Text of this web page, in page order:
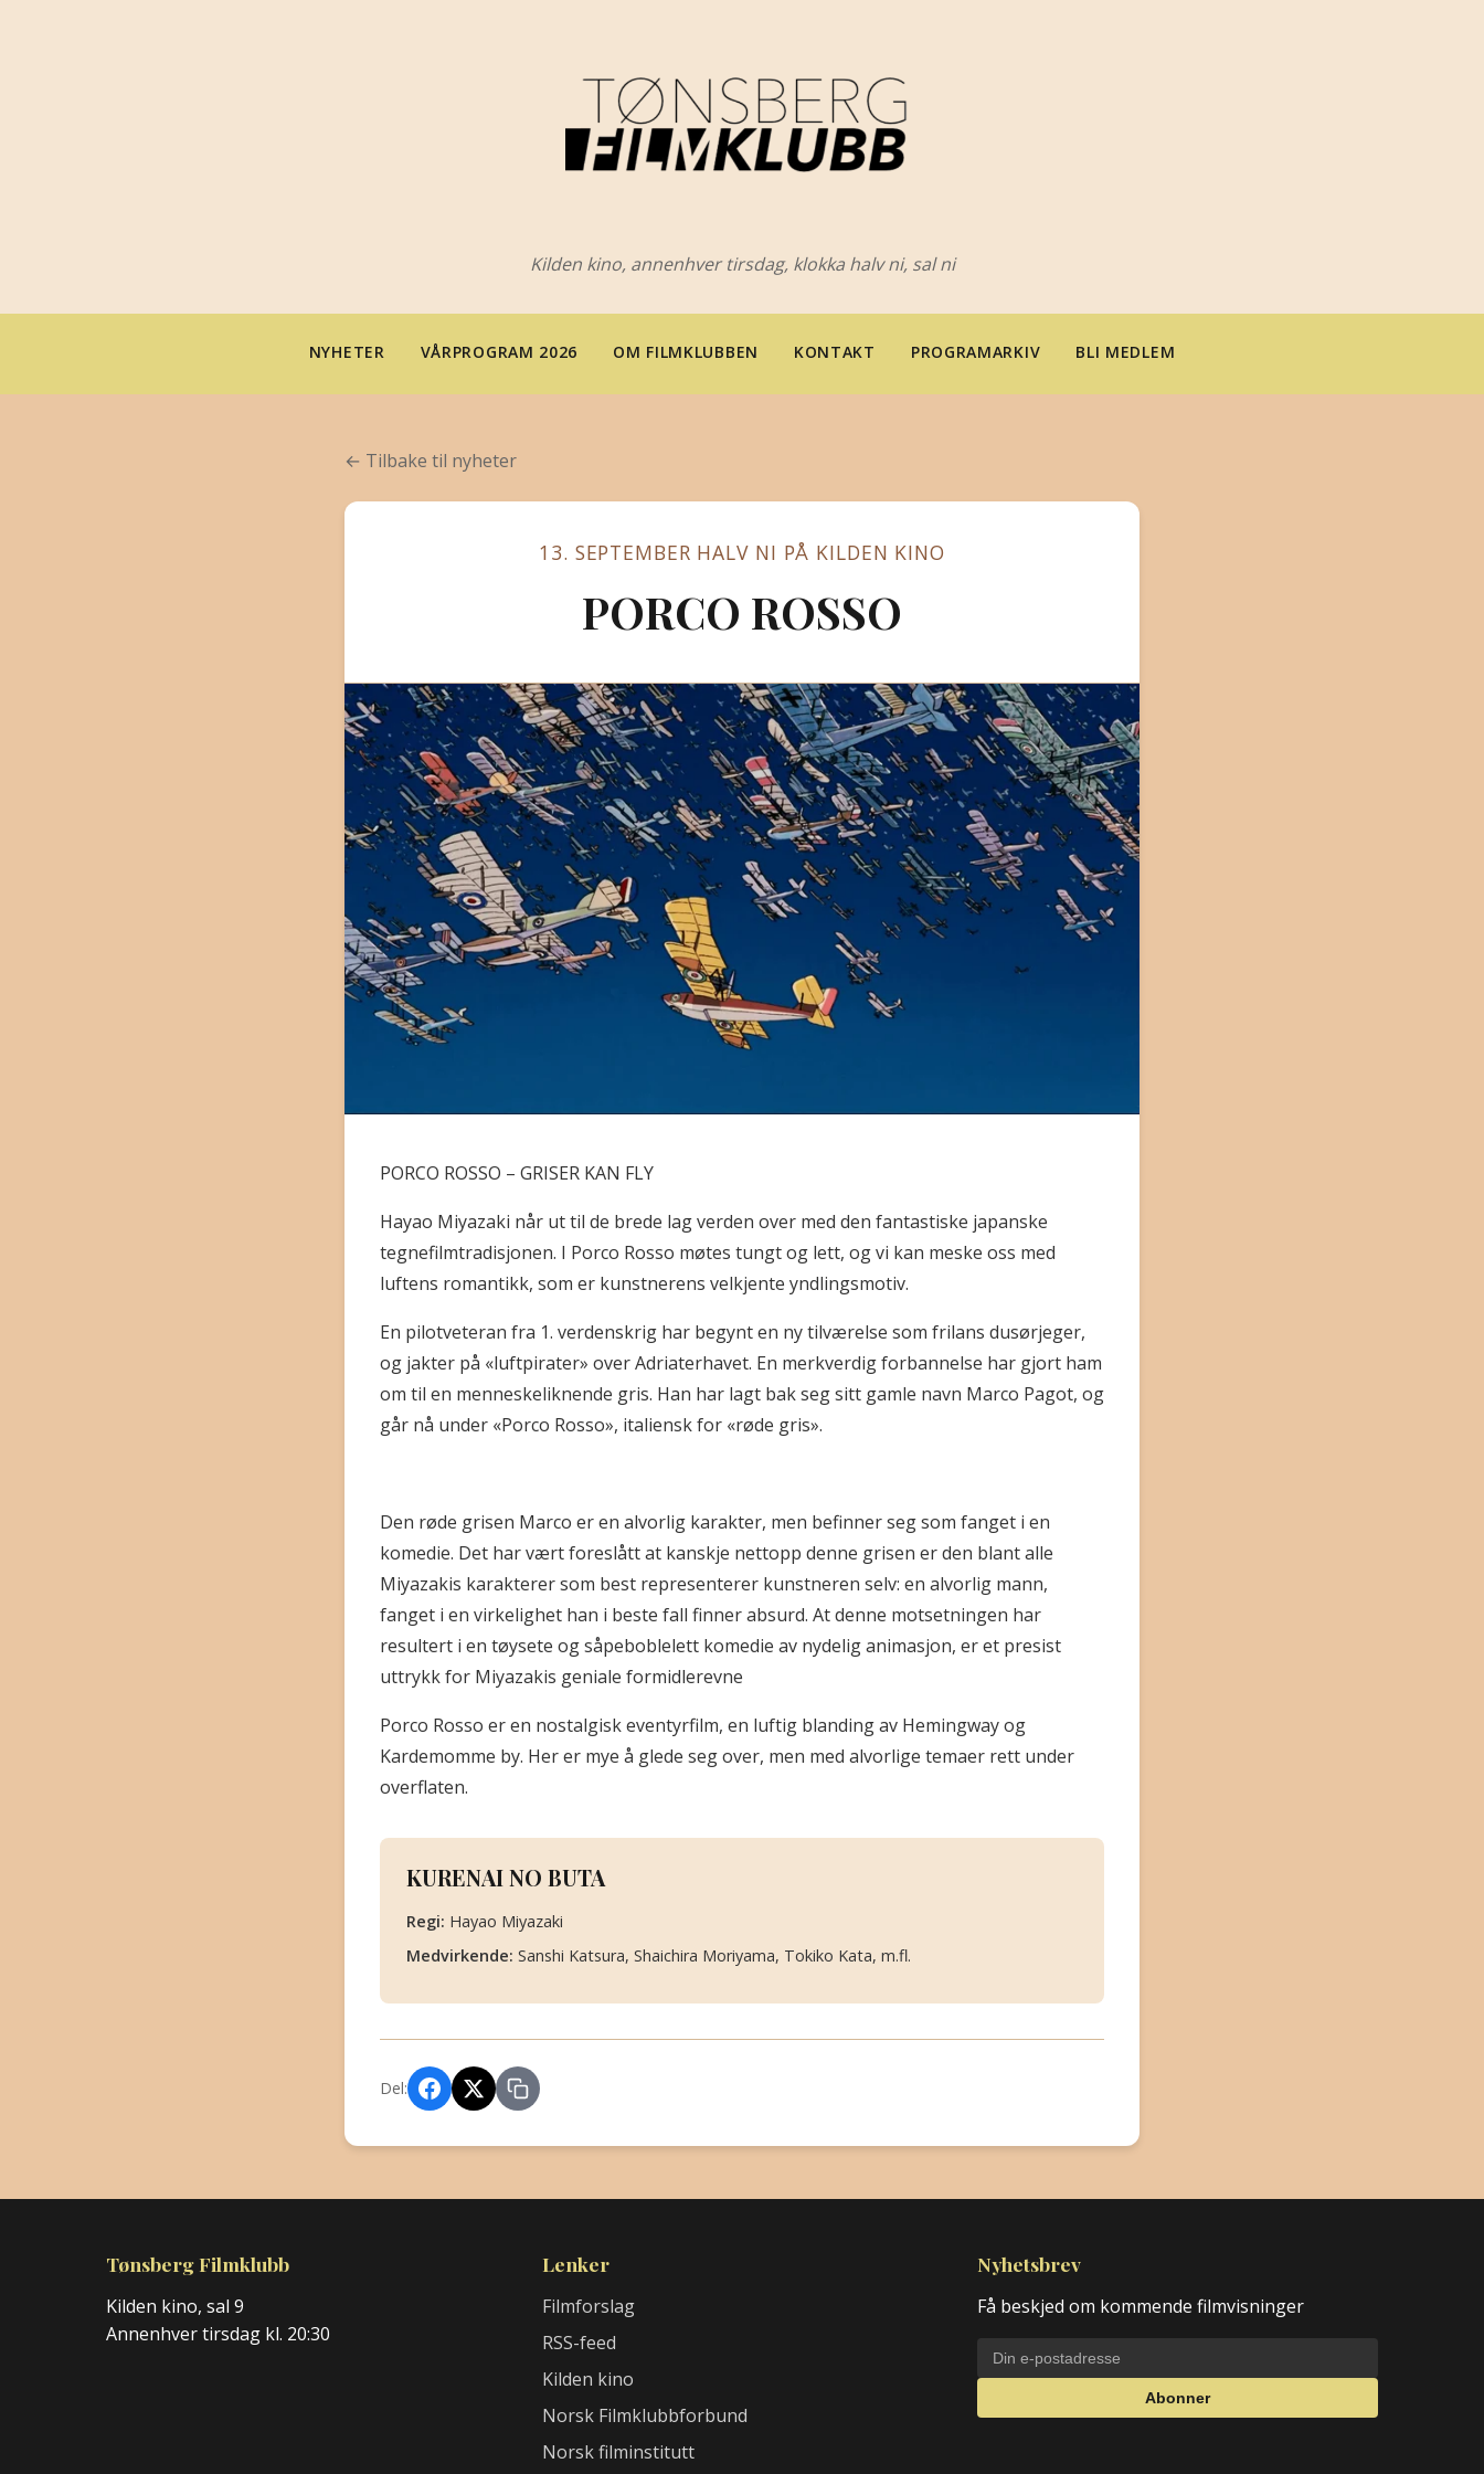
Kilden kino, annenhver tirsdag, klokka halv ni, sal ni
NYHETER VÅRPROGRAM 2026 OM FILMKLUBBEN KONTAKT PROGRAMARKIV BLI MEDLEM
← Tilbake til nyheter
13. SEPTEMBER HALV NI PÅ KILDEN KINO
PORCO ROSSO
PORCO ROSSO – GRISER KAN FLY
Hayao Miyazaki når ut til de brede lag verden over med den fantastiske japanske
tegnefilmtradisjonen. I Porco Rosso møtes tungt og lett, og vi kan meske oss med
luftens romantikk, som er kunstnerens velkjente yndlingsmotiv.
En pilotveteran fra 1. verdenskrig har begynt en ny tilværelse som frilans dusørjeger,
og jakter på «luftpirater» over Adriaterhavet. En merkverdig forbannelse har gjort ham
om til en menneskeliknende gris. Han har lagt bak seg sitt gamle navn Marco Pagot, og
går nå under «Porco Rosso», italiensk for «røde gris».
Den røde grisen Marco er en alvorlig karakter, men befinner seg som fanget i en
komedie. Det har vært foreslått at kanskje nettopp denne grisen er den blant alle
Miyazakis karakterer som best representerer kunstneren selv: en alvorlig mann,
fanget i en virkelighet han i beste fall finner absurd. At denne motsetningen har
resultert i en tøysete og såpeboblelett komedie av nydelig animasjon, er et presist
uttrykk for Miyazakis geniale formidlerevne
Porco Rosso er en nostalgisk eventyrfilm, en luftig blanding av Hemingway og
Kardemomme by. Her er mye å glede seg over, men med alvorlige temaer rett under
overflaten.
KURENAI NO BUTA
Regi: Hayao Miyazaki
Medvirkende: Sanshi Katsura, Shaichira Moriyama, Tokiko Kata, m.fl.
Del:
Tønsberg Filmklubb
Kilden kino, sal 9
Annenhver tirsdag kl. 20:30
Lenker
Filmforslag
RSS-feed
Kilden kino
Norsk Filmklubbforbund
Norsk filminstitutt
Nyhetsbrev
Få beskjed om kommende filmvisninger
Abonner